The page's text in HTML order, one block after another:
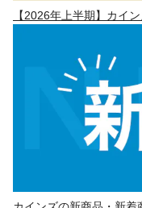
【2026年上半期】カイ